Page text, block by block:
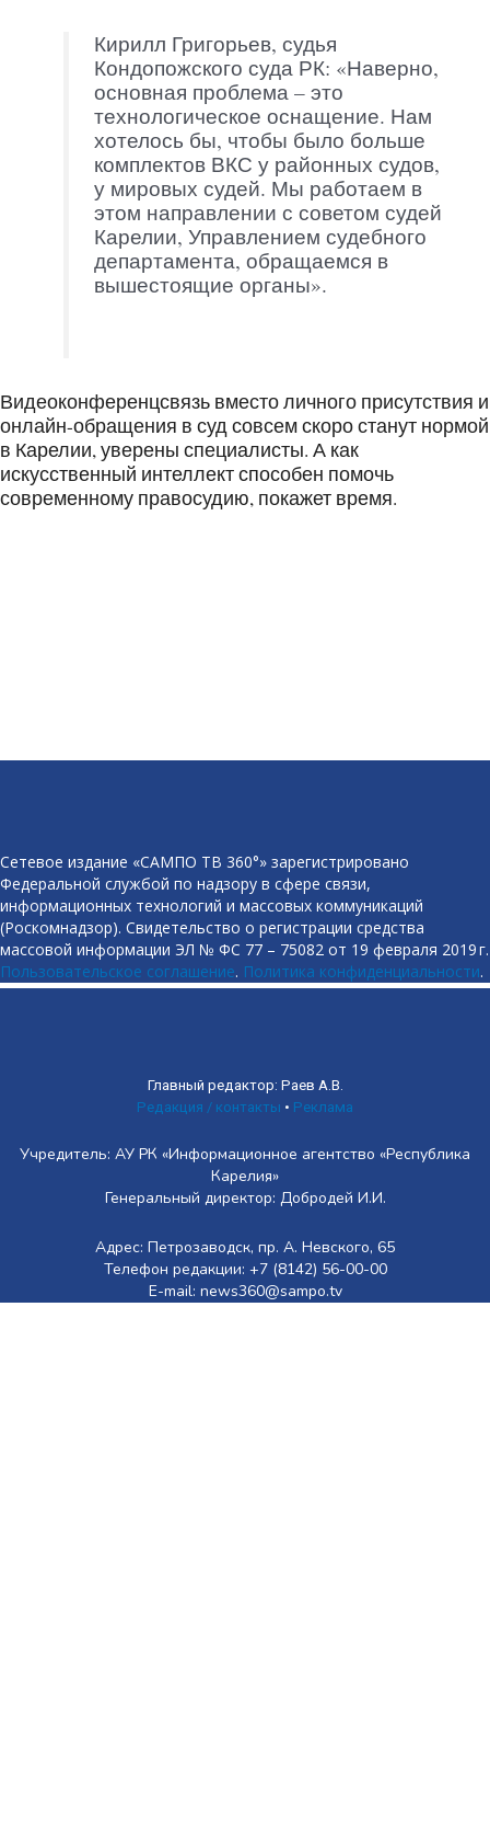
Кирилл Григорьев, судья
Кондопожского суда РК: «Наверно,
основная проблема – это
технологическое оснащение. Нам
хотелось бы, чтобы было больше
комплектов ВКС у районных судов,
у мировых судей. Мы работаем в
этом направлении с советом судей
Карелии, Управлением судебного
департамента, обращаемся в
вышестоящие органы».
Видеоконференцсвязь вместо личного присутствия и
онлайн-обращения в суд совсем скоро станут нормой
в Карелии, уверены специалисты. А как
искусственный интеллект способен помочь
современному правосудию, покажет время.
Сетевое издание «САМПО ТВ 360°» зарегистрировано
Федеральной службой по надзору в сфере связи,
информационных технологий и массовых коммуникаций
(Роскомнадзор). Свидетельство о регистрации средства
массовой информации ЭЛ № ФС 77 – 75082 от 19 февраля 2019 г.
Пользовательское соглашение. Политика конфиденциальности.
Главный редактор: Раев А.В.
Редакция / контакты • Реклама
Учредитель: АУ РК «Информационное агентство «Республика
Карелия»
Генеральный директор: Добродей И.И.
Адрес: Петрозаводск, пр. А. Невского, 65
Телефон редакции: +7 (8142) 56-00-00
E-mail: news360@sampo.tv